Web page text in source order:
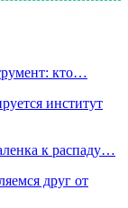
кто…
институт
к распаду…
друг от